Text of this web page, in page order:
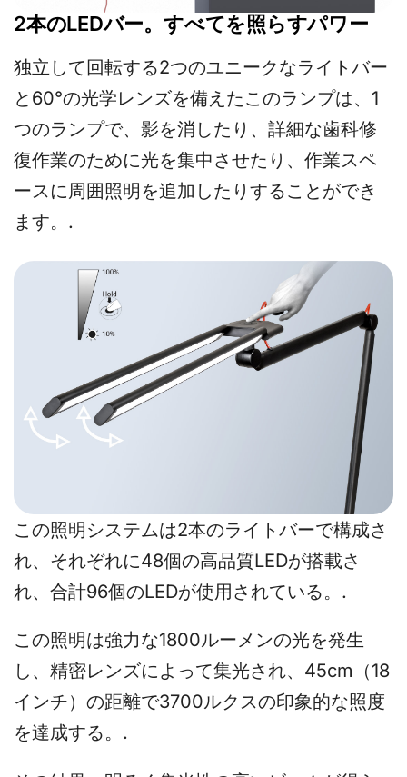
2本のLEDバー。すべてを照らすパワー
独立して回転する2つのユニークなライトバー
と60°の光学レンズを備えたこのランプは、1
つのランプで、影を消したり、詳細な歯科修
復作業のために光を集中させたり、作業スペ
ースに周囲照明を追加したりすることができ
ます。.
この照明システムは2本のライトバーで構成さ
れ、それぞれに48個の高品質LEDが搭載さ
れ、合計96個のLEDが使用されている。.
この照明は強力な1800ルーメンの光を発生
し、精密レンズによって集光され、45cm（18
インチ）の距離で3700ルクスの印象的な照度
を達成する。.